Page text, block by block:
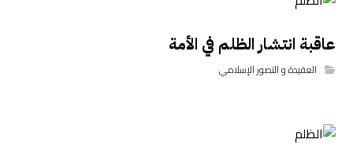
عاقبة انتشار الظلم في الأمة
العقيدة و التصور الإسلامي